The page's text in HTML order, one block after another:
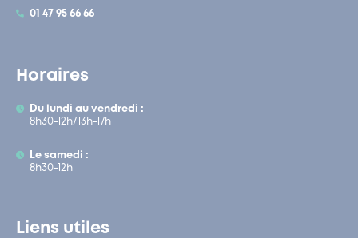
01 47 95 66 66
Horaires
Du lundi au vendredi :
8h30-12h/13h-17h
Le samedi :
8h30-12h
Liens utiles